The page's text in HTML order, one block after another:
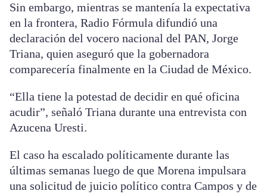
Sin embargo, mientras se mantenía la expectativa
en la frontera, Radio Fórmula difundió una
declaración del vocero nacional del PAN, Jorge
Triana, quien aseguró que la gobernadora
comparecería finalmente en la Ciudad de México.
“Ella tiene la potestad de decidir en qué oficina
acudir”, señaló Triana durante una entrevista con
Azucena Uresti.
El caso ha escalado políticamente durante las
últimas semanas luego de que Morena impulsara
una solicitud de juicio político contra Campos y de